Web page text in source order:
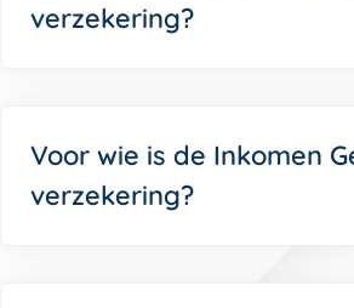
verzekering?
Voor wie is de Inkomen
verzekering?